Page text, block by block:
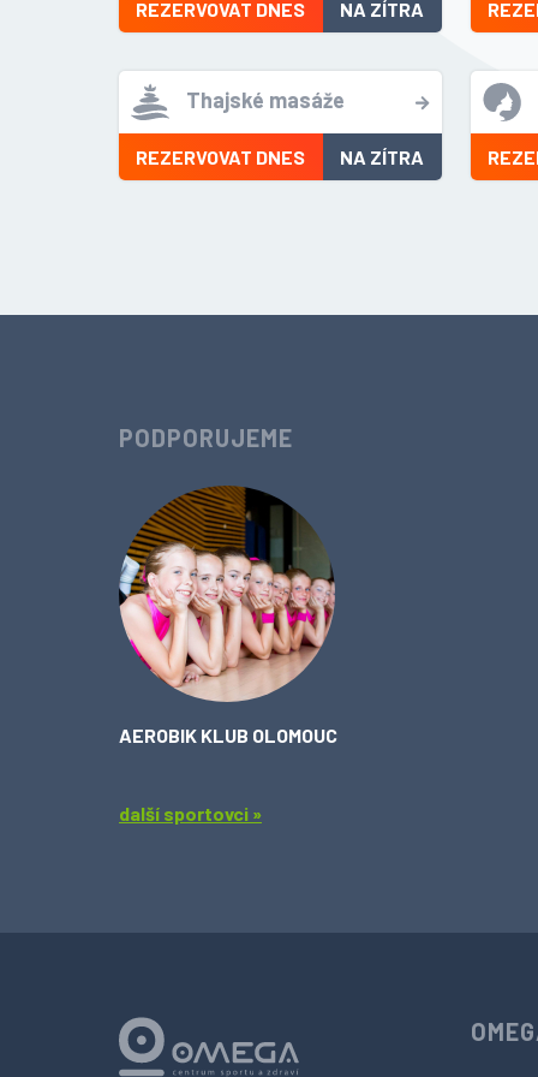
REZERVOVAT DNES NA ZÍTRA
Thajské masáže
REZERVOVAT DNES NA ZÍTRA
PODPORUJEME
AEROBIK KLUB OLOMOUC
další sportovci »